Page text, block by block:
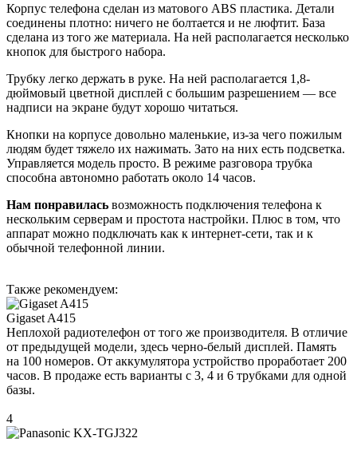
Корпус телефона сделан из матового ABS пластика. Детали
соединены плотно: ничего не болтается и не люфтит. База
сделана из того же материала. На ней располагается несколько
кнопок для быстрого набора.
Трубку легко держать в руке. На ней располагается 1,8-
дюймовый цветной дисплей с большим разрешением — все
надписи на экране будут хорошо читаться.
Кнопки на корпусе довольно маленькие, из-за чего пожилым
людям будет тяжело их нажимать. Зато на них есть подсветка.
Управляется модель просто. В режиме разговора трубка
способна автономно работать около 14 часов.
Нам понравилась возможность подключения телефона к
нескольким серверам и простота настройки. Плюс в том, что
аппарат можно подключать как к интернет-сети, так и к
обычной телефонной линии.
Также рекомендуем:
Gigaset A415
Неплохой радиотелефон от того же производителя. В отличие
от предыдущей модели, здесь черно-белый дисплей. Память
на 100 номеров. От аккумулятора устройство проработает 200
часов. В продаже есть варианты с 3, 4 и 6 трубками для одной
базы.
4